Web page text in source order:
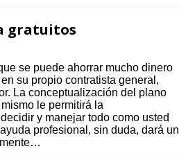
gratuitos
se puede ahorrar mucho dinero
su propio contratista general,
La conceptualización del plano
le permitirá la
y manejar todo como usted
profesional, sin duda, dará un